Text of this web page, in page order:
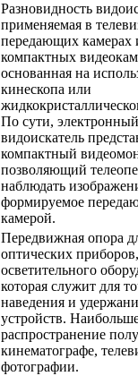
Разновидность
применяемая в
передающих камерах
компактных
основанная на
кинескопа или
По сути, электронный
видоискатель
компактный
позволяющий
наблюдать
формируемое
камерой.
Передвижная опора
оптических приборов,
осветительного
которая служит для
наведения и
устройств.
распространение
кинематографе,
фотографии.